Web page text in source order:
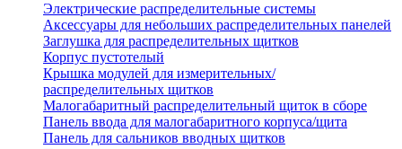
Электрические распределительные системы
Аксессуары для небольших распределительных панелей
Заглушка для распределительных щитков
Корпус пустотелый
Крышка модулей для измерительных/
распределительных щитков
Малогабаритный распределительный щиток в сборе
Панель ввода для малогабаритного корпуса/щита
Панель для сальников вводных щитков